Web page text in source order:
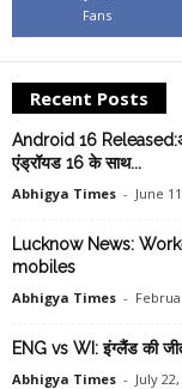
Fans
Recent Posts
Android 16
एंड्रॉयड 16 के साथ...
Abhigya Times - June
Lucknow News:
mobiles
Abhigya Times -
ENG vs WI: इंग्लैंड की
Abhigya Times - July